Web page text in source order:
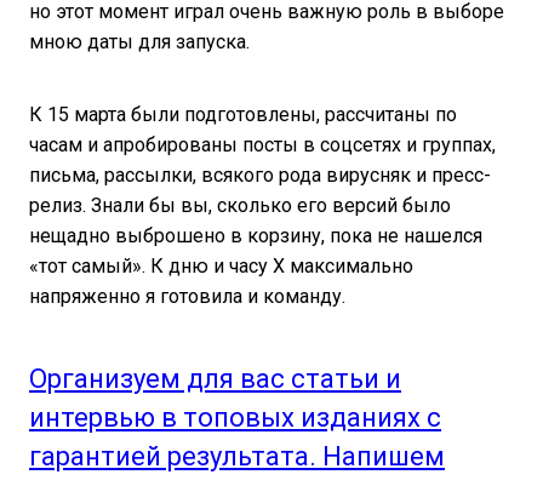
но этот момент играл очень важную роль в выборе
мною даты для запуска.
К 15 марта были подготовлены, рассчитаны по
часам и апробированы посты в соцсетях и группах,
письма, рассылки, всякого рода вирусняк и пресс-
релиз. Знали бы вы, сколько его версий было
нещадно выброшено в корзину, пока не нашелся
«тот самый». К дню и часу Х максимально
напряженно я готовила и команду.
Организуем для вас статьи и
интервью в топовых изданиях с
гарантией результата. Напишем